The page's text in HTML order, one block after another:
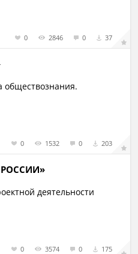
0 2846 0 37
обществознания.
0 1532 0 203
деятельности
0 3574 0 175